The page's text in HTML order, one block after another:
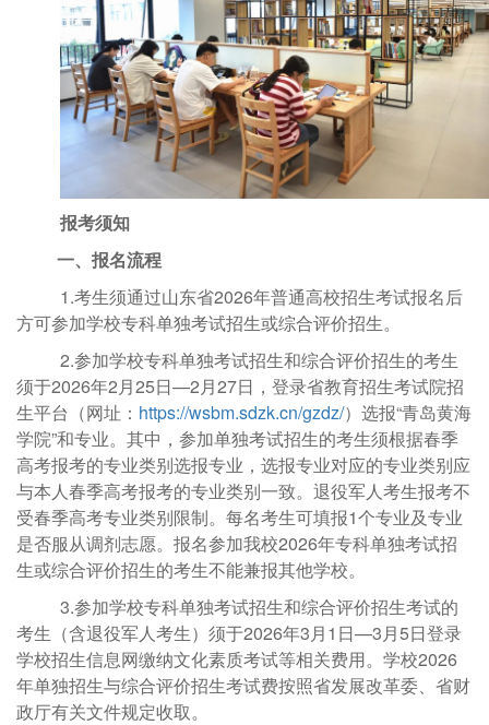
报考须知
一、报名流程
1.考生须通过山东省2026年普通高校招生考试报名后
方可参加学校专科单独考试招生或综合评价招生。
2.参加学校专科单独考试招生和综合评价招生的考生
须于2026年2月25日—2月27日，登录省教育招生考试院招
生平台（网址： https://wsbm.sdzk.cn/gzdz/）选报“青岛黄海
学院”和专业。其中，参加单独考试招生的考生须根据春季
高考报考的专业类别选报专业，选报专业对应的专业类别应
与本人春季高考报考的专业类别一致。 退役军人考生报考不
受春季高考专业类别限制。每名考生可填报1个专业及专业
是否服从调剂志愿。报名参加我校2026年专科单独考试招
生或综合评价招生的考生不能兼报其他学校。
3.参加学校专科单独考试招生和综合评价招生考试的
考生（含退役军人考生）须于2026年3月1 日—3月5日登录
学校招生信息网缴纳文化素质考试等相关费用。 学校2026
年单独招生与综合评价招生考试费按照省发展改革委、省财
政厅有关文件规定收取。